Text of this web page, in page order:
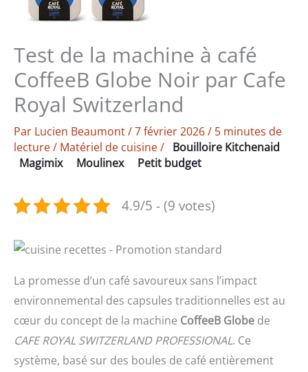
Test de la machine à café
CoffeeB Globe Noir par Cafe
Royal Switzerland
Par Lucien Beaumont/7 février 2026/ 5 minutes de
lecture/ Matériel de cuisine/ Bouilloire Kitchenaid
Magimix
Moulinex Petit budget
4.9/5 - (9 votes)
La promesse d’un café savoureux sans l’impact
environnemental des capsules traditionnelles est au
cœur du concept de la machine CoffeeB Globe de
CAFE ROYAL SWITZERLAND PROFESSIONAL. Ce
système, basé sur des boules de café entièrement